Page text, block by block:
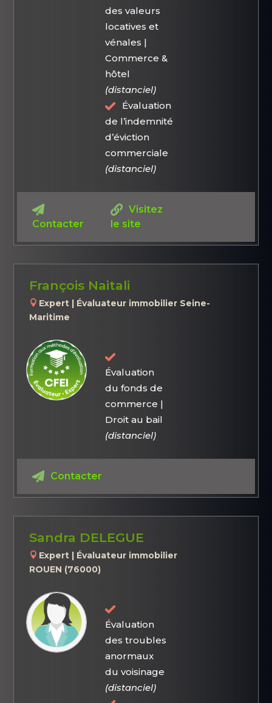
des valeurs
locatives et
vénales |
Commerce &
hôtel
(distanciel)
Évaluation
de l’indemnité
d’éviction
commerciale
(distanciel)
Contacter
Visitez
le site
François Naitali
Expert | Évaluateur immobilier Seine-
Maritime
Évaluation
du fonds de
commerce |
Droit au bail
(distanciel)
Contacter
Sandra DELEGUE
Expert | Évaluateur immobilier
ROUEN (76000)
Évaluation
des troubles
anormaux
du voisinage
(distanciel)